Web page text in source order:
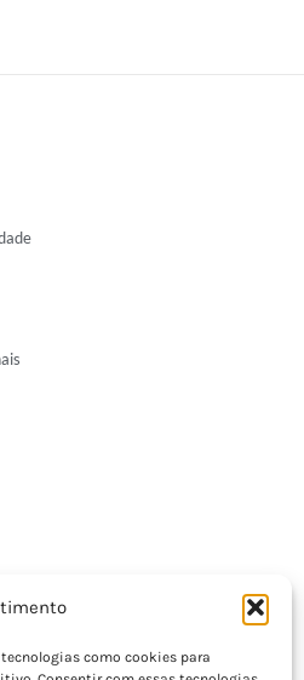
como cookies para